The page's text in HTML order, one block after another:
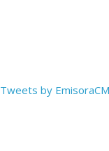
Tweets by